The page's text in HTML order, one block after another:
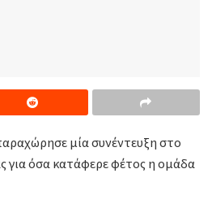
μία συνέντευξη στο
για όσα κατάφερε φέτος η ομάδα